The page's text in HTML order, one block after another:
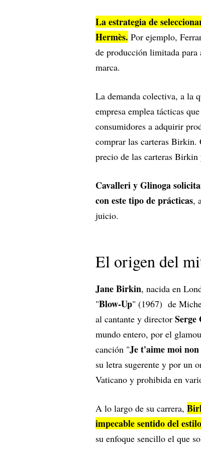
La estrategia de
Hermès. Por ejemplo,
de producción limitada
marca.
La demanda colectiva, a la
empresa emplea tácticas
consumidores a adquirir
comprar las carteras Birkin.
precio de las carteras
Cavalleri y Glinoga
con este tipo de prácticas,
juicio.
El origen del
Jane Birkin, nacida en
"Blow-Up" (1967) de
al cantante y director Serge
mundo entero, por el
canción "Je t'aime moi
su letra sugerente y por un
Vaticano y prohibida en
A lo largo de su carrera,
impecable sentido del estilo
su enfoque sencillo el que